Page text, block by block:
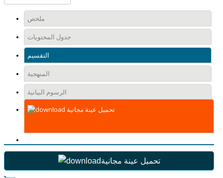
ملخص
جدول المحتويات
التقسيم
المنهجية
الرسوم البيانية
تحميل عينة مجانية
تحميل عينة مجانية